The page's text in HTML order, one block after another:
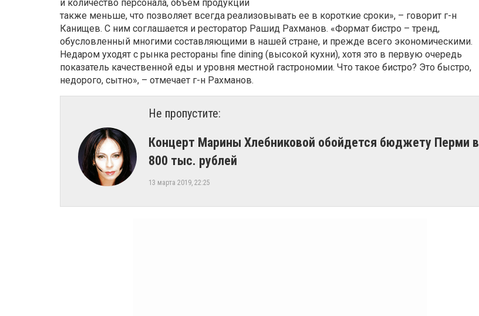
и количество персонала, объем продукции
также меньше, что позволяет всегда реализовывать ее в короткие сроки», – говорит г-н
Канищев. С ним соглашается и ресторатор Рашид Рахманов. «Формат бистро – тренд,
обусловленный многими составляющими в нашей стране, и прежде всего экономическими.
Недаром уходят с рынка рестораны fine dining (высокой кухни), хотя это в первую очередь
показатель качественной еды и уровня местной гастрономии. Что такое бистро? Это быстро,
недорого, сытно», – отмечает г-н Рахманов.
Не пропустите:
​Концерт Марины Хлебниковой обойдется бюджету Перми в
800 тыс. рублей
13 марта 2019, 22:25